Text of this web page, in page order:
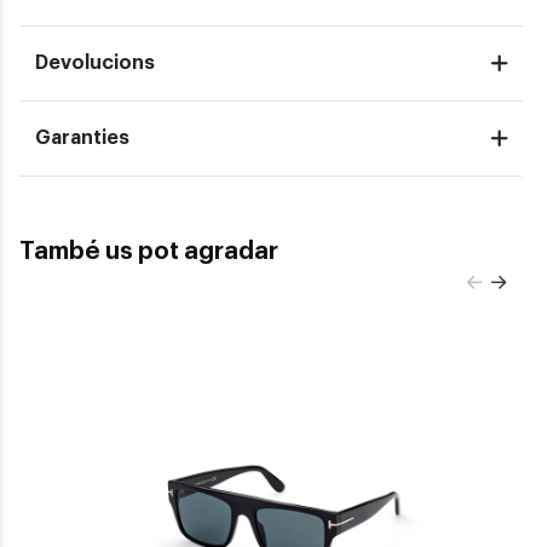
Devolucions
Garanties
També us pot agradar